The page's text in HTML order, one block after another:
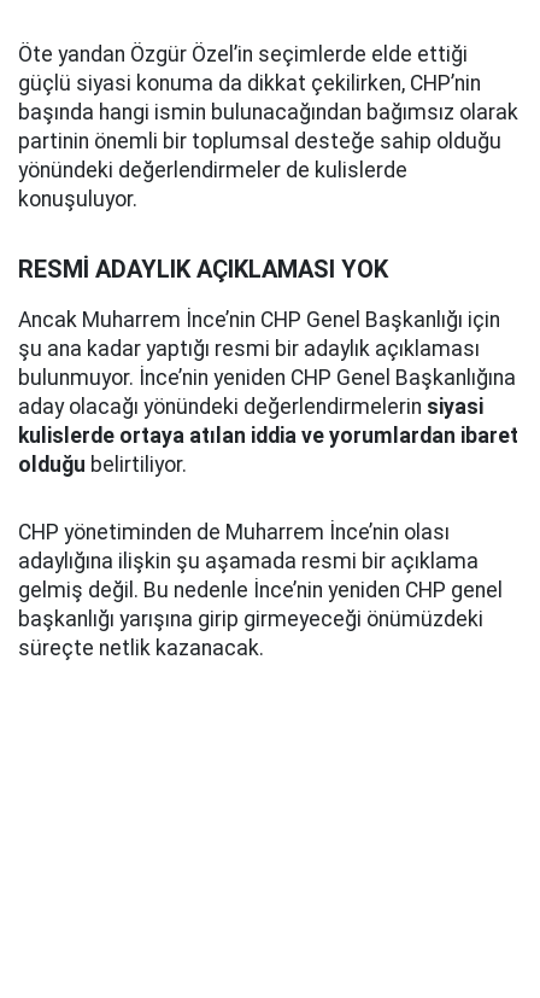
Öte yandan Özgür Özel’in seçimlerde elde ettiği
güçlü siyasi konuma da dikkat çekilirken, CHP’nin
başında hangi ismin bulunacağından bağımsız olarak
partinin önemli bir toplumsal desteğe sahip olduğu
yönündeki değerlendirmeler de kulislerde
konuşuluyor.
RESMİ ADAYLIK AÇIKLAMASI YOK
Ancak Muharrem İnce’nin CHP Genel Başkanlığı için
şu ana kadar yaptığı resmi bir adaylık açıklaması
bulunmuyor. İnce’nin yeniden CHP Genel Başkanlığına
aday olacağı yönündeki değerlendirmelerin siyasi
kulislerde ortaya atılan iddia ve yorumlardan ibaret
olduğu belirtiliyor.
CHP yönetiminden de Muharrem İnce’nin olası
adaylığına ilişkin şu aşamada resmi bir açıklama
gelmiş değil. Bu nedenle İnce’nin yeniden CHP genel
başkanlığı yarışına girip girmeyeceği önümüzdeki
süreçte netlik kazanacak.